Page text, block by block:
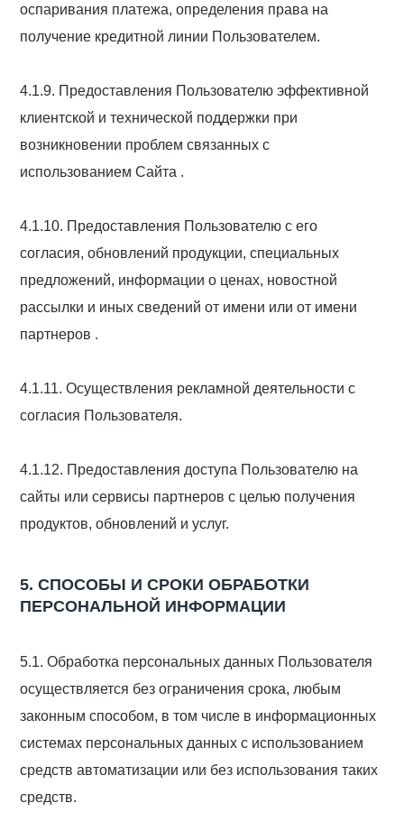
оспаривания платежа, определения права на
получение кредитной линии Пользователем.
4.1.9. Предоставления Пользователю эффективной
клиентской и технической поддержки при
возникновении проблем связанных с
использованием Сайта .
4.1.10. Предоставления Пользователю с его
согласия, обновлений продукции, специальных
предложений, информации о ценах, новостной
рассылки и иных сведений от имени или от имени
партнеров .
4.1.11. Осуществления рекламной деятельности с
согласия Пользователя.
4.1.12. Предоставления доступа Пользователю на
сайты или сервисы партнеров с целью получения
продуктов, обновлений и услуг.
5. СПОСОБЫ И СРОКИ ОБРАБОТКИ
ПЕРСОНАЛЬНОЙ ИНФОРМАЦИИ
5.1. Обработка персональных данных Пользователя
осуществляется без ограничения срока, любым
законным способом, в том числе в информационных
системах персональных данных с использованием
средств автоматизации или без использования таких
средств.